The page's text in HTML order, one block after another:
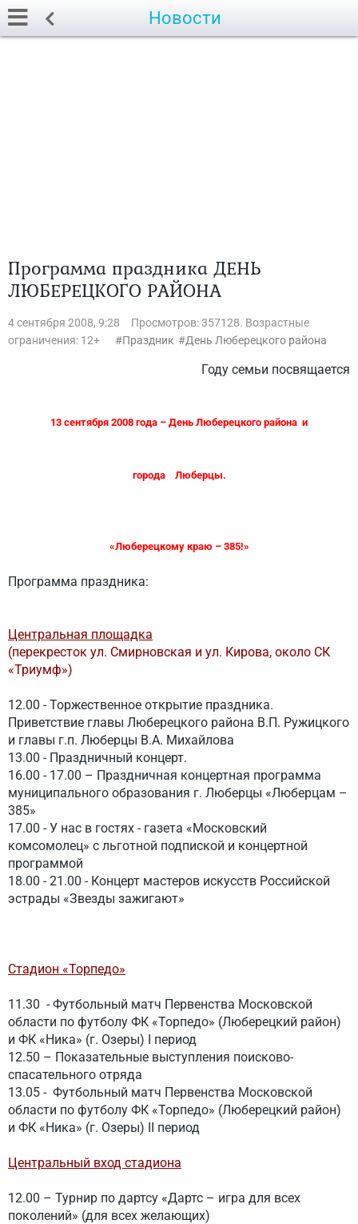
Новости
Программа праздника ДЕНЬ
ЛЮБЕРЕЦКОГО РАЙОНА
4 сентября 2008, 9:28
Просмотров: 357128. Возрастные
ограничения: 12+
Праздник День Люберецкого района
Году семьи посвящается
13 сентября 2008 года – День Люберецкого района и
города Люберцы.
«Люберецкому краю – 385!»
Программа праздника:
Центральная площадка
(перекресток ул. Смирновская и ул. Кирова, около СК
«Триумф»)
12.00 - Торжественное открытие праздника.
Приветствие главы Люберецкого района В.П. Ружицкого
и главы г.п. Люберцы В.А. Михайлова
13.00 - Праздничный концерт.
16.00 - 17.00 – Праздничная концертная программа
муниципального образования г. Люберцы «Люберцам –
385»
17.00 - У нас в гостях - газета «Московский
комсомолец» с льготной подпиской и концертной
программой
18.00 - 21.00 - Концерт мастеров искусств Российской
эстрады «Звезды зажигают»
Стадион «Торпедо»
11.30 - Футбольный матч Первенства Московской
области по футболу ФК «Торпедо» (Люберецкий район)
и ФК «Ника» (г. Озеры) I период
12.50 – Показательные выступления поисково-
спасательного отряда
13.05 - Футбольный матч Первенства Московской
области по футболу ФК «Торпедо» (Люберецкий район)
и ФК «Ника» (г. Озеры) II период
Центральный вход стадиона
12.00 – Турнир по дартсу «Дартс – игра для всех
поколений» (для всех желающих)